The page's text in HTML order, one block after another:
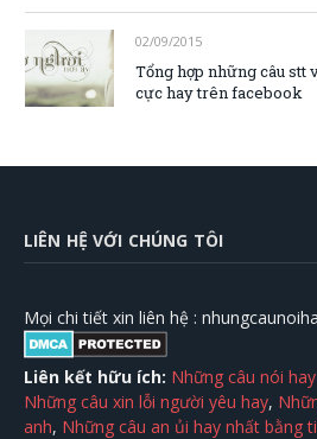
02/09/2015
Tổng hợp những câu stt
cực hay trên facebook
LIÊN HỆ VỚI CHÚNG TÔI
Mọi chi tiết xin liên hệ :
Liên kết hữu ích: Những câu nói
Những câu xin lỗi người yêu hay,
anh, Những câu an ủi hay nhất bằng